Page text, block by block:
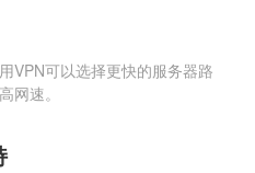
VPN可以选择更快的服务器路
网速。